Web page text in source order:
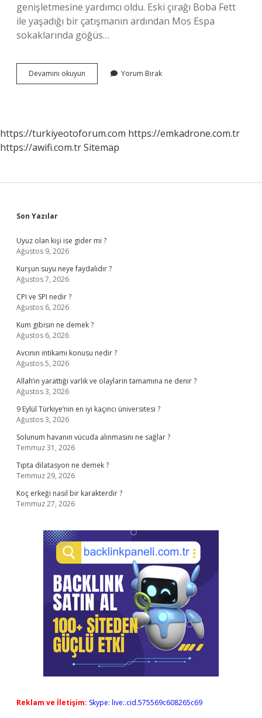
genişletmesine yardımcı oldu. Eski çırağı Boba Fett
ile yaşadığı bir çatışmanın ardından Mos Espa
sokaklarında göğüs…
Devamını okuyun
Knight
Mü
Yorum Bırak
https://turkiyeotoforum.com https://emkadrone.com.tr
https://awifi.com.trSitemap
Sidebar
Son Yazılar
Uyuz olan kişi ise gider mi ?
Ağustos 9, 2026
Kurşun suyu neye faydalıdır ?
Ağustos 7, 2026
CPI ve SPI nedir ?
Ağustos 6, 2026
Kum gibisin ne demek ?
Ağustos 6, 2026
Avcının intikamı konusu nedir ?
Ağustos 5, 2026
Allah’ın yarattığı varlık ve olaylarin tamamına ne denir ?
Ağustos 3, 2026
9 Eylül Türkiye’nin en iyi kaçıncı üniversitesi ?
Ağustos 3, 2026
Solunum havanın vücuda alınmasını ne sağlar ?
Temmuz 31, 2026
Tıpta dilatasyon ne demek ?
Temmuz 29, 2026
Koç erkeği nasıl bir karakterdir ?
Temmuz 27, 2026
Reklam ve İletişim: Skype: live:.cid.575569c608265c69